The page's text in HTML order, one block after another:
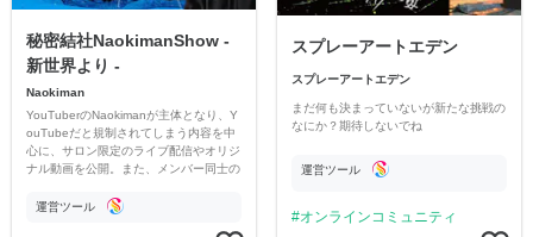
秘密結社NaokimanShow -
新世界より -
Naokiman
YouTuberのNaokimanが主体となり、Y
ouTubeだと規制されてしまう内容を中
心に、サロン限定のライブ配信やオリジ
ナル動画を公開。また、メンバー同士の
ただいています。
運営ツール
スプレーアートエデン
スプレーアートエデン
まだ何も決まっていないが新たな挑戦の
なにか？期待しないでね
運営ツール
オンラインコミュニティ